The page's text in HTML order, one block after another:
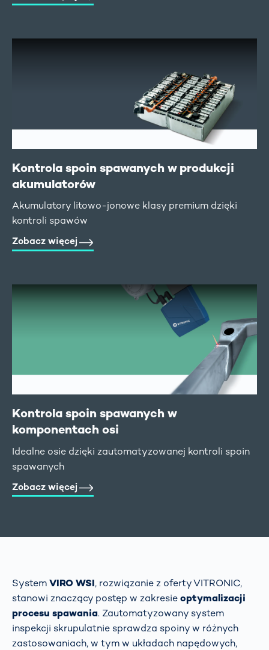
Kontrola spoin spawanych w produkcji
akumulatorów
Akumulatory litowo-jonowe klasy premium dzięki
kontroli spawów
Zobacz więcej
Kontrola spoin spawanych w
komponentach osi
Idealne osie dzięki zautomatyzowanej kontroli spoin
spawanych
Zobacz więcej
SystemVIRO WSI, rozwiązanie z oferty VITRONIC,
stanowi znaczący postęp w zakresieoptymalizacji
procesu spawania. Zautomatyzowany system
inspekcji skrupulatnie sprawdza spoiny w różnych
zastosowaniach, w tym w układach napędowych,